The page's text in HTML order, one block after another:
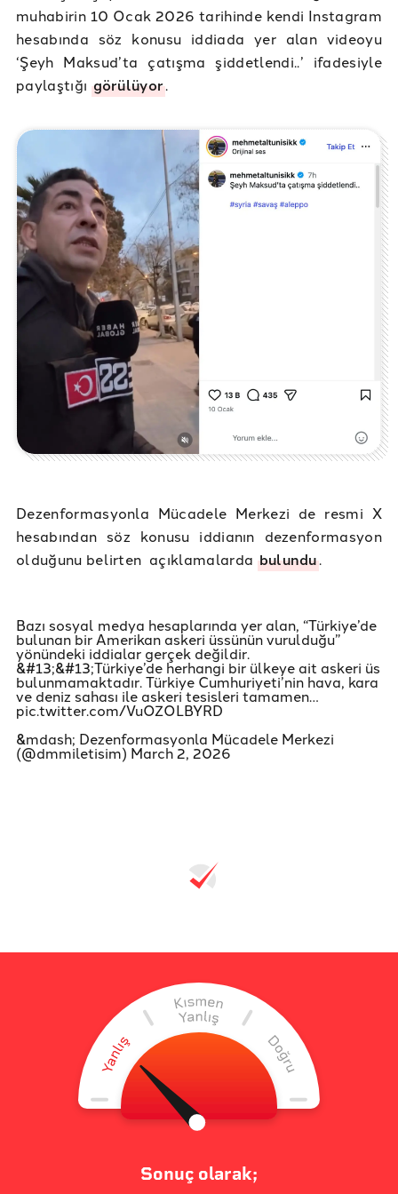
muhabirin 10 Ocak 2026 tarihinde kendi Instagram
hesabında söz konusu iddiada yer alan videoyu
‘Şeyh Maksud’ta çatışma şiddetlendi..’ ifadesiyle
paylaştığı görülüyor.
Dezenformasyonla Mücadele Merkezi de resmi X
hesabından söz konusu iddianın dezenformasyon
olduğunu belirten açıklamalarda bulundu.
Bazı sosyal medya hesaplarında yer alan, “Türkiye’de
bulunan bir Amerikan askeri üssünün vurulduğu”
yönündeki iddialar gerçek değildir.
&#13;&#13;Türkiye’de herhangi bir ülkeye ait askeri üs
bulunmamaktadır. Türkiye Cumhuriyeti’nin hava, kara
ve deniz sahası ile askeri tesisleri tamamen…
pic.twitter.com/VuOZOLBYRD
&mdash; Dezenformasyonla Mücadele Merkezi
(@dmmiletisim) March 2, 2026
Sonuç olarak;